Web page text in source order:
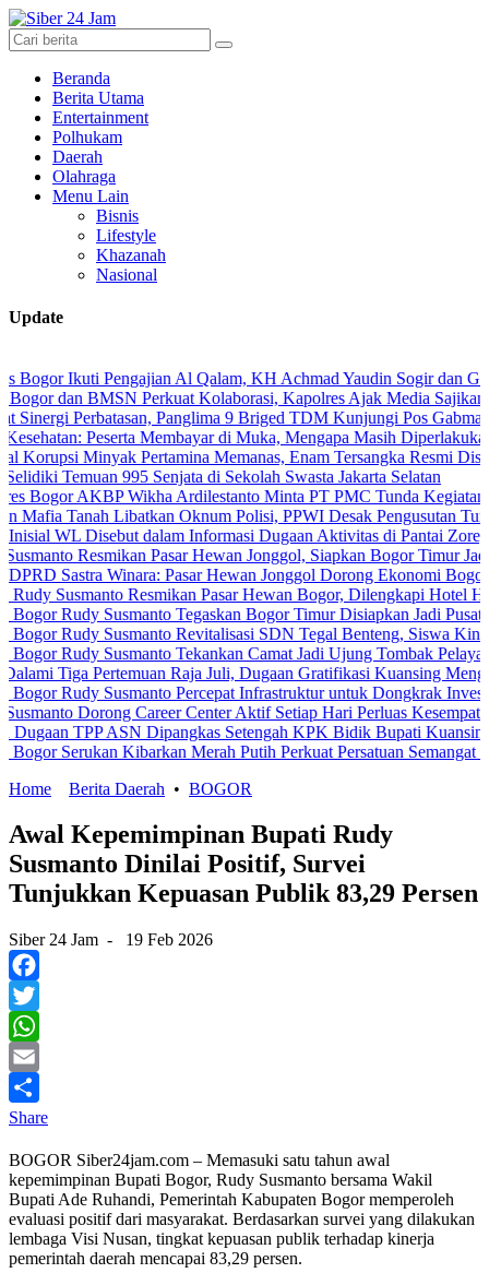
Beranda
Berita Utama
Entertainment
Polhukam
Daerah
Olahraga
Menu Lain
Bisnis
Lifestyle
Khazanah
Nasional
Update
Pengajian Al Qalam, KH Achmad Yaudin Sogir dan Gus Sholeh
BMSN Perkuat Kolaborasi, Kapolres Ajak Media Sajikan
Perbatasan, Panglima 9 Briged TDM Kunjungi Pos Gabma Temajuk
Peserta Membayar di Muka, Mengapa Masih Diperlakukan
Minyak Pertamina Memanas, Enam Tersangka Resmi Diseret ke
995 Senjata di Sekolah Swasta Jakarta Selatan
AKBP Wikha Ardilestanto Minta PT PMC Tunda Kegiatan Demi
Libatkan Oknum Polisi, PPWI Desak Pengusutan Tuntas
Disebut dalam Informasi Dugaan Aktivitas di Pantai Zore, Bea
Resmikan Pasar Hewan Jonggol, Siapkan Bogor Timur Jadi Pusat
Winara: Pasar Hewan Jonggol Dorong Ekonomi Bogor Timur
Resmikan Pasar Hewan Bogor, Dilengkapi Hotel Hewan dan
Susmanto Tegaskan Bogor Timur Disiapkan Jadi Pusat
Susmanto Revitalisasi SDN Tegal Benteng, Siswa Kini Belajar
Susmanto Tekankan Camat Jadi Ujung Tombak Pelayanan
Pertemuan Raja Juli, Dugaan Gratifikasi Kuansing Menguat
Susmanto Percepat Infrastruktur untuk Dongkrak Investasi
Dorong Career Center Aktif Setiap Hari Perluas Kesempatan Kerja
TPP ASN Dipangkas Setengah KPK Bidik Bupati Kuansing
Kibarkan Merah Putih Perkuat Persatuan Semangat
Home
Berita Daerah • BOGOR
Awal Kepemimpinan Bupati Rudy
Susmanto Dinilai Positif, Survei
Tunjukkan Kepuasan Publik 83,29 Persen
Siber 24 Jam - 19 Feb 2026
Facebook
Twitter
WhatsApp
Email
Share
BOGOR Siber24jam.com – Memasuki satu tahun awal
kepemimpinan Bupati Bogor, Rudy Susmanto bersama Wakil
Bupati Ade Ruhandi, Pemerintah Kabupaten Bogor memperoleh
evaluasi positif dari masyarakat. Berdasarkan survei yang dilakukan
lembaga Visi Nusan, tingkat kepuasan publik terhadap kinerja
pemerintah daerah mencapai 83,29 persen.